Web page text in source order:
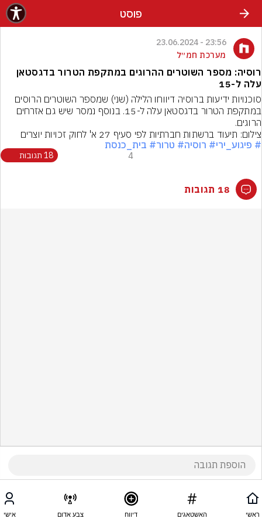
פוסט
23:56 - 23.06.2024
מערכת חמ״ל
רוסיה: מספר השוטרים ההרוגים במתקפת הטרור בדגסטאן
עלה ל-15
הרוגים.
צילום: תיעוד ברשתות חברתיות לפי סעיף 27 א' לחוק זכויות יוצרים
# פיגוע_ירי# רוסיה# טרור# בית_כנסת
4 18 תגובות
18 תגובות
ראשי האשטאגים דיווח צבע אדום אישי